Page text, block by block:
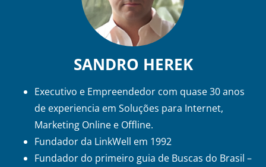
SANDRO HEREK
Executivo e Empreendedor com quase 30 anos
de experiencia em Soluções para Internet,
Marketing Online e Offline.
Fundador da LinkWell em 1992
Fundador do primeiro guia de Buscas do Brasil –